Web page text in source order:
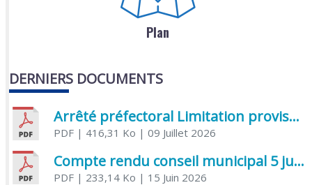
Plan
DERNIERS DOCUMENTS
Arrêté préfectoral Limitation provisoire des usages de l’eau
PDF| 416,31 Ko | 09 Juillet 2026
Compte rendu conseil municipal 5 juin 2026 sénatoriale
PDF| 233,14 Ko | 15 Juin 2026